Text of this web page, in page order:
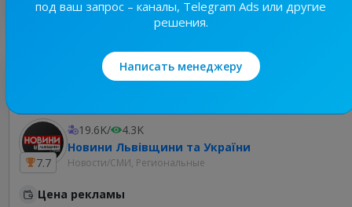
Лучшие по теме
7.7
19.6K/
4.3K
Новини Львівщини та України
Новости/СМИ, Региональные
Цена рекламы
под ваш запрос – каналы, Telegram Ads или другие
решения.
Написать менеджеру